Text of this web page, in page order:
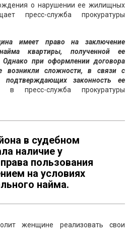
о нарушении ее жилищных
пресс-служба прокуратуры
имеет право на заключение
квартиры, полученной ее
при оформлении договора
возникли сложности, в связи с
подтверждающих законность ее
пресс-служба прокуратуры
в судебном
наличие у
пользования
на условиях
найма.
женщине реализовать свои